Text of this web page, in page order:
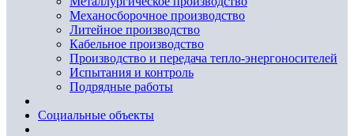
Механосборочное производство
Литейное производство
Кабельное производство
Производство и передача тепло-энергоносителей
Испытания и контроль
Подрядные работы
Социальные объекты